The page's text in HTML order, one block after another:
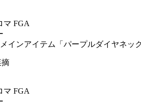
FGA
インアイテム「パープルダイヤネッ
FGA